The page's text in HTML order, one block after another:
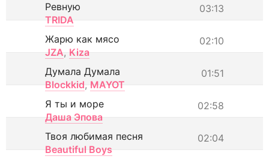
03:13
Ревную
TRIDA
02:10
Жарю как мясо
JZA, Kiza
01:51
Думала Думала
Blockkid, MAYOT
02:58
Я ты и море
Даша Эпова
02:04
Твоя любимая песня
Beautiful Boys